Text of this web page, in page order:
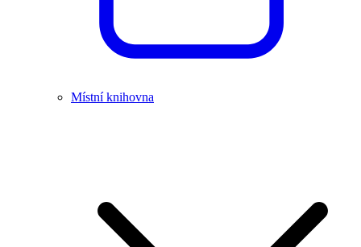
Místní knihovna